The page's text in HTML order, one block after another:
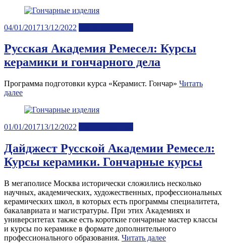
Posted
04/01/201713/12/2022
Русская Академия Ремесел: Курсы
керамики и гончарного дела
Программа подготовки курса «Керамист. Гончар» Читать
далее
Posted
01/01/201713/12/2022
Дайджест Русской Академии Ремесел:
Курсы керамики. Гончарные курсы
В мегаполисе Москва исторически сложились несколько
научных, академических, художественных, профессиональных
керамических школ, в которых есть программы специалитета,
бакалавриата и магистратуры. При этих Академиях и
университетах также есть короткие гончарные мастер классы
и курсы по керамике в формате дополнительного
профессионального образования. Читать далее